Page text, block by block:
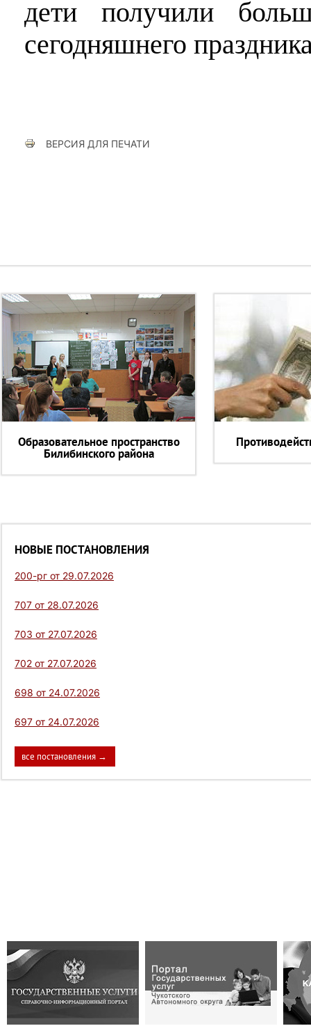
дети получили
сегодняшнего
ВЕРСИЯ ДЛЯ ПЕЧАТИ
Образовательное пространство
Билибинского района
НОВЫЕ ПОСТАНОВЛЕНИЯ
200-рг от 29.07.2026
707 от 28.07.2026
703 от 27.07.2026
702 от 27.07.2026
698 от 24.07.2026
697 от 24.07.2026
все постановления →